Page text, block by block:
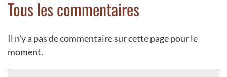
Tous les commentaires
Il n'y a pas de commentaire sur cette page pour le
moment.